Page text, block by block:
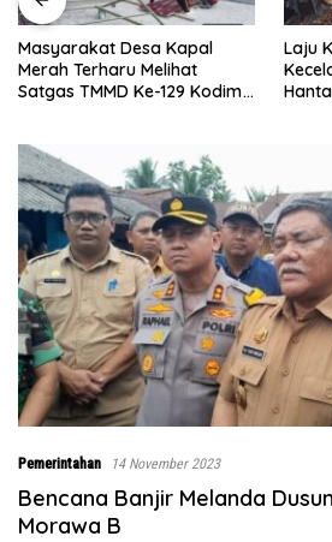
Laju Kencang Berujung
Kecelakaan, Xpander
Hantam Truk yang Berhenti
Lima
Curas
Pemerintahan 14 November 2023
Bencana Banjir Melanda
Morawa B